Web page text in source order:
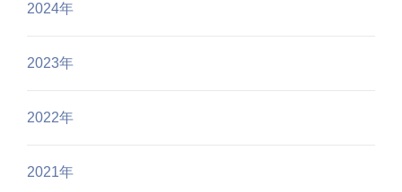
2024年
2023年
2022年
2021年